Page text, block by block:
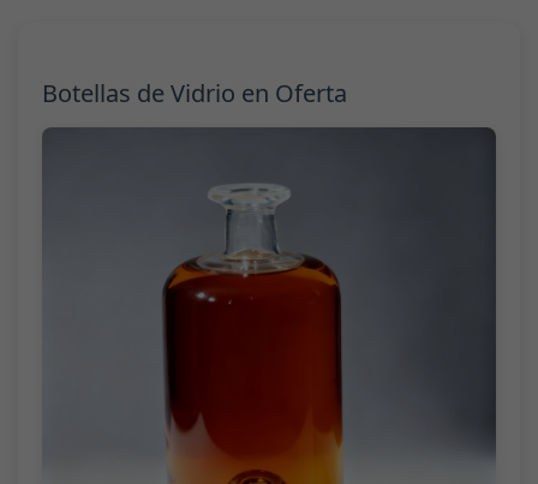
Botellas de Vidrio en Oferta